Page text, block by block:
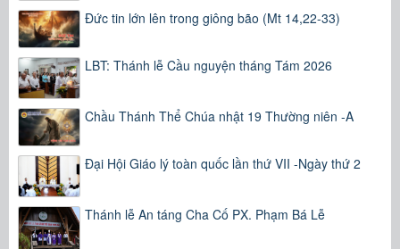
Đức tin lớn lên trong giông bão (Mt 14,22-33)
LBT: Thánh lễ Cầu nguyện tháng Tám 2026
Chầu Thánh Thể Chúa nhật 19 Thường niên -A
Đại Hội Giáo lý toàn quốc lần thứ VII -Ngày thứ 2
Thánh lễ An táng Cha Cố PX. Phạm Bá Lễ